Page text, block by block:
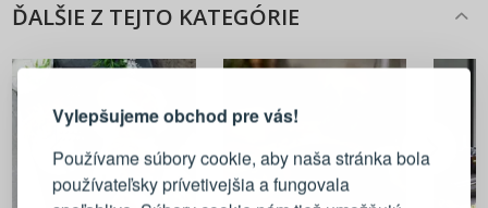
Vylepšujeme obchod pre vás!
Používame súbory cookie, aby naša stránka bola
používateľsky prívetivejšia a fungovala
ĎALŠIE Z TEJTO KATEGÓRIE
PRIHLÁSENIE REGISTRÁCIA
Prihláste sa k svojmu účtu